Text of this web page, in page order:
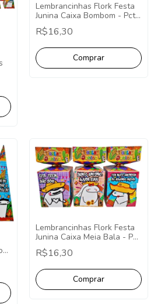
Lembrancinhas Flork Festa
Junina Caixa Bombom - Pct
com 10
R$16,30
Lembrancinhas Flork Festa
Junina Caixa Meia Bala - Pct
com 10
R$16,30